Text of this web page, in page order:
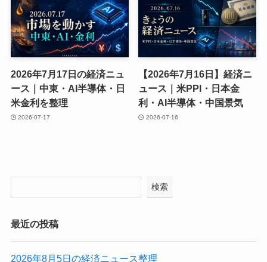
2026年7月17日の経済ニュ
ース｜中東・AI半導体・日
米金利を整理
2026-07-17
【2026年7月16日】経済ニ
ュース｜米PPI・日本金
利・AI半導体・中国景気
2026-07-16
検索
最近の投稿
2026年8月5日の経済ニュース整理